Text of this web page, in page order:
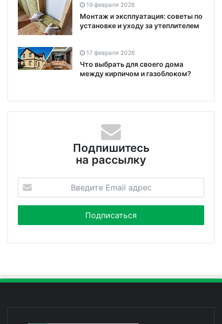
19 февраля 2026
Монтаж и эксплуатация: советы по
установке и уходу за утеплителем
17 февраля 2026
Что выбрать для своего дома
между кирпичом и газоблоком?
Подпишитесь
на рассылку